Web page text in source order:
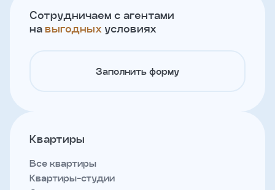
Сотрудничаем с агентами
на выгодных условиях
Заполнить форму
Квартиры
Все квартиры
Квартиры-студии